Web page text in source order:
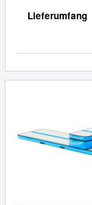
Lieferumfang